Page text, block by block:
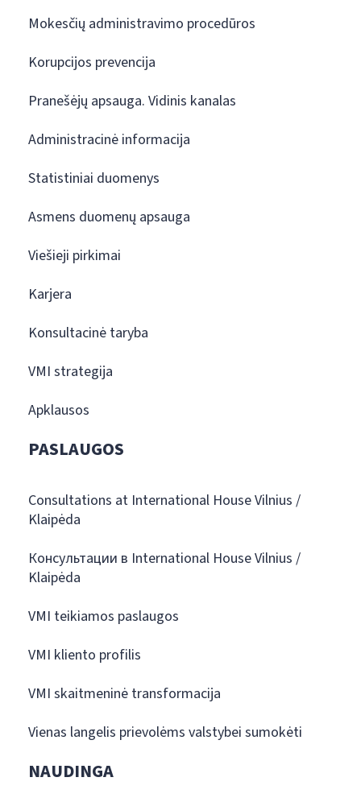
Mokesčių administravimo procedūros
Korupcijos prevencija
Pranešėjų apsauga. Vidinis kanalas
Administracinė informacija
Statistiniai duomenys
Asmens duomenų apsauga
Viešieji pirkimai
Karjera
Konsultacinė taryba
VMI strategija
Apklausos
PASLAUGOS
Consultations at International House Vilnius /
Klaipėda
Консультации в International House Vilnius /
Klaipėda
VMI teikiamos paslaugos
VMI kliento profilis
VMI skaitmeninė transformacija
Vienas langelis prievolėms valstybei sumokėti
NAUDINGA